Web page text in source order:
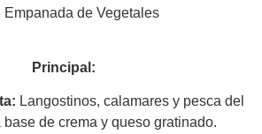
Empanada de Vegetales
Principal:
Langostinos, calamares y pesca del
base de crema y queso gratinado.